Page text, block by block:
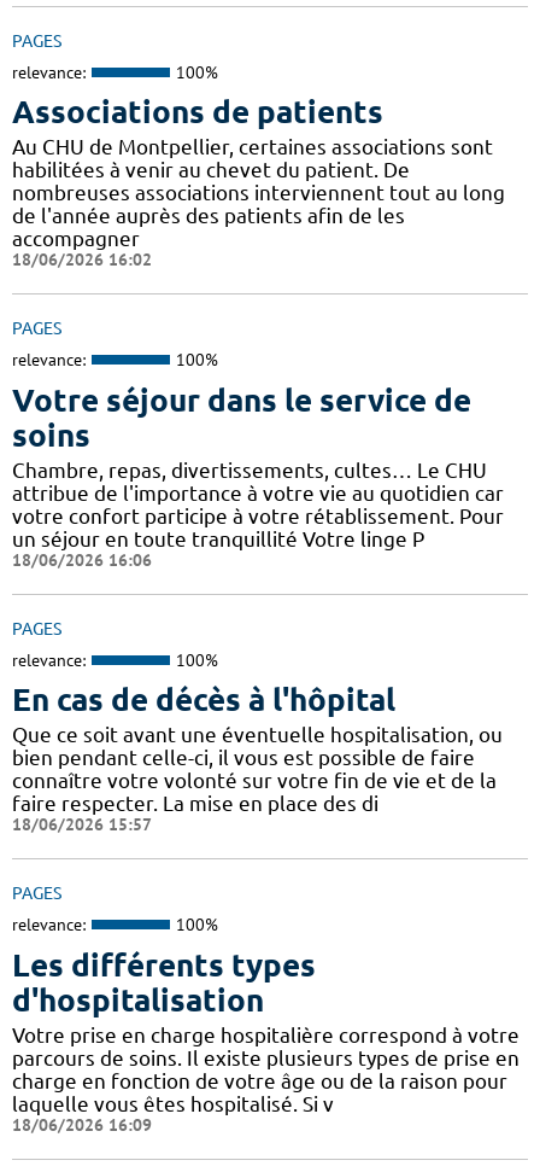
PAGES
relevance: 100%
Associations de patients
Au CHU de Montpellier, certaines associations sont
habilitées à venir au chevet du patient. De
nombreuses associations interviennent tout au long
de l'année auprès des patients afin de les
accompagner
18/06/2026 16:02
PAGES
relevance: 100%
Votre séjour dans le service de
soins
Chambre, repas, divertissements, cultes… Le CHU
attribue de l'importance à votre vie au quotidien car
votre confort participe à votre rétablissement. Pour
un séjour en toute tranquillité Votre linge P
18/06/2026 16:06
PAGES
relevance: 100%
En cas de décès à l'hôpital
Que ce soit avant une éventuelle hospitalisation, ou
bien pendant celle-ci, il vous est possible de faire
connaître votre volonté sur votre fin de vie et de la
faire respecter. La mise en place des di
18/06/2026 15:57
PAGES
relevance: 100%
Les différents types
d'hospitalisation
Votre prise en charge hospitalière correspond à votre
parcours de soins. Il existe plusieurs types de prise en
charge en fonction de votre âge ou de la raison pour
laquelle vous êtes hospitalisé. Si v
18/06/2026 16:09